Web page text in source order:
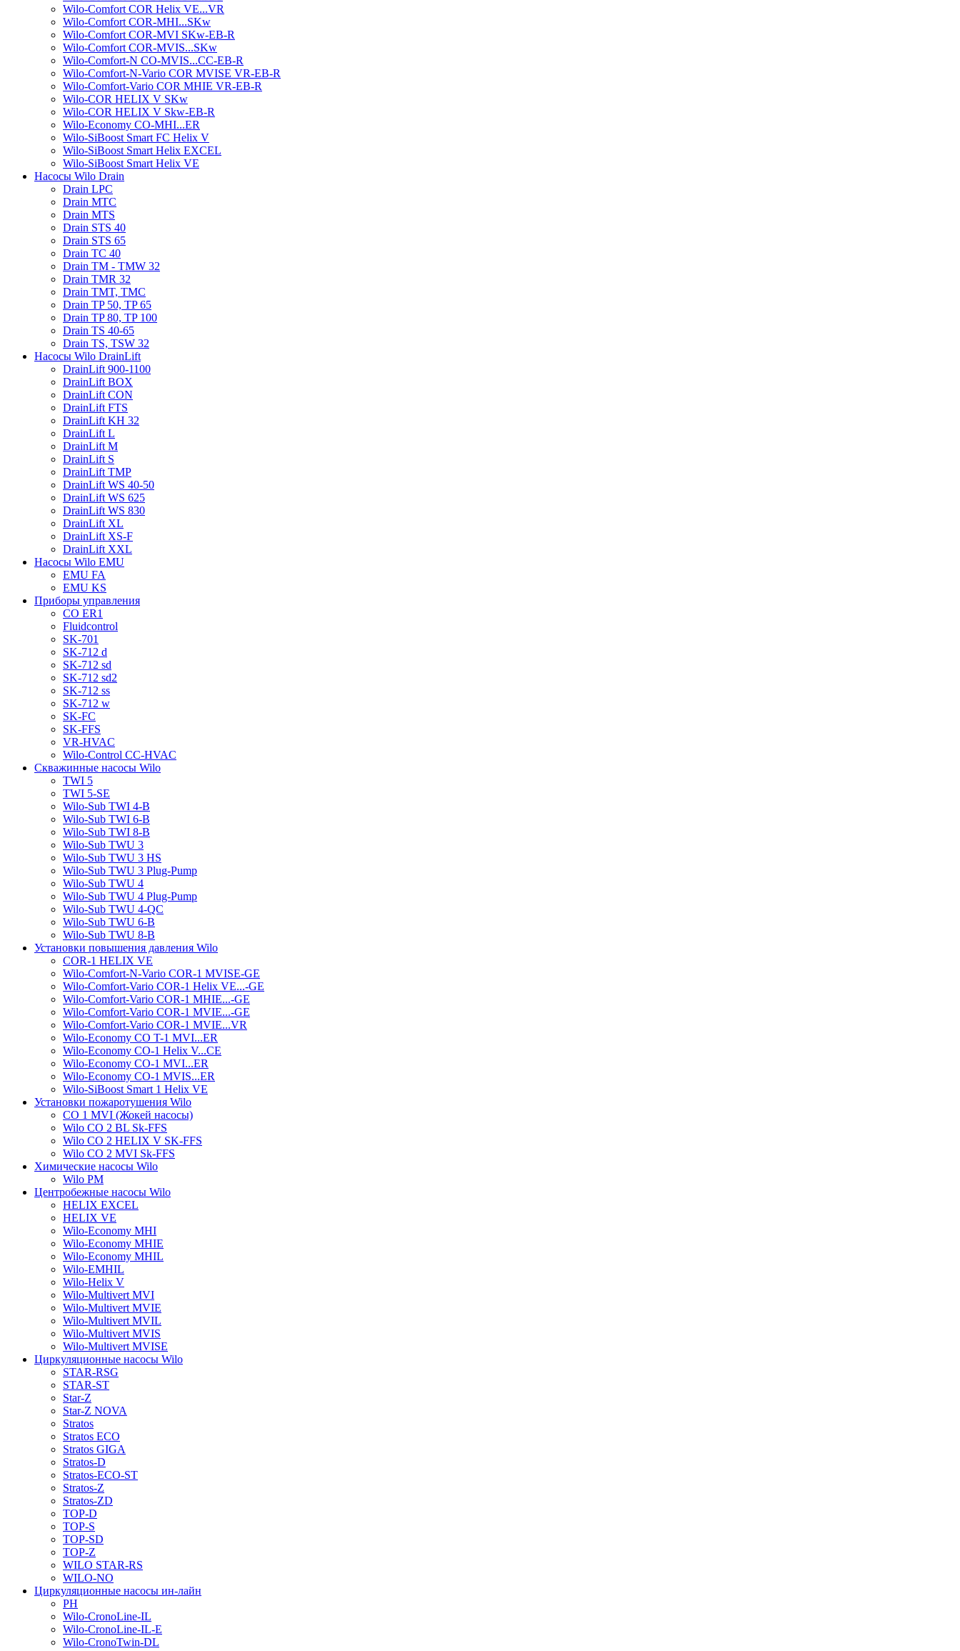
Wilo-Comfort COR Helix VE...VR
Wilo-Comfort COR-MHI...SKw
Wilo-Comfort COR-MVI SKw-EB-R
Wilo-Comfort COR-MVIS...SKw
Wilo-Comfort-N CO-MVIS...CC-EB-R
Wilo-Comfort-N-Vario COR MVISE VR-EB-R
Wilo-Comfort-Vario COR MHIE VR-EB-R
Wilo-COR HELIX V SKw
Wilo-COR HELIX V Skw-EB-R
Wilo-Economy CO-MHI...ER
Wilo-SiBoost Smart FC Helix V
Wilo-SiBoost Smart Helix EXCEL
Wilo-SiBoost Smart Helix VE
Насосы Wilo Drain
Drain LPC
Drain MTC
Drain MTS
Drain STS 40
Drain STS 65
Drain TC 40
Drain TM - TMW 32
Drain TMR 32
Drain TMT, TMC
Drain TP 50, TP 65
Drain TP 80, TP 100
Drain TS 40-65
Drain TS, TSW 32
Насосы Wilo DrainLift
DrainLift 900-1100
DrainLift BOX
DrainLift CON
DrainLift FTS
DrainLift KH 32
DrainLift L
DrainLift M
DrainLift S
DrainLift TMP
DrainLift WS 40-50
DrainLift WS 625
DrainLift WS 830
DrainLift XL
DrainLift XS-F
DrainLift XXL
Насосы Wilo EMU
EMU FA
EMU KS
Приборы управления
CO ER1
Fluidcontrol
SK-701
SK-712 d
SK-712 sd
SK-712 sd2
SK-712 ss
SK-712 w
SK-FC
SK-FFS
VR-HVAC
Wilo-Control CC-HVAC
Скважинные насосы Wilo
TWI 5
TWI 5-SE
Wilo-Sub TWI 4-B
Wilo-Sub TWI 6-B
Wilo-Sub TWI 8-B
Wilo-Sub TWU 3
Wilo-Sub TWU 3 HS
Wilo-Sub TWU 3 Plug-Pump
Wilo-Sub TWU 4
Wilo-Sub TWU 4 Plug-Pump
Wilo-Sub TWU 4-QC
Wilo-Sub TWU 6-B
Wilo-Sub TWU 8-B
Установки повышения давления Wilo
COR-1 HELIX VE
Wilo-Comfort-N-Vario COR-1 MVISE-GE
Wilo-Comfort-Vario COR-1 Helix VE...-GE
Wilo-Comfort-Vario COR-1 MHIE...-GE
Wilo-Comfort-Vario COR-1 MVIE...-GE
Wilo-Comfort-Vario COR-1 MVIE...VR
Wilo-Economy CO T-1 MVI...ER
Wilo-Economy CO-1 Helix V...CE
Wilo-Economy CO-1 MVI...ER
Wilo-Economy CO-1 MVIS...ER
Wilo-SiBoost Smart 1 Helix VE
Установки пожаротушения Wilo
CO 1 MVI (Жокей насосы)
Wilo CO 2 BL Sk-FFS
Wilo CO 2 HELIX V SK-FFS
Wilo CO 2 MVI Sk-FFS
Химические насосы Wilo
Wilo PM
Центробежные насосы Wilo
HELIX EXCEL
HELIX VE
Wilo-Economy MHI
Wilo-Economy MHIE
Wilo-Economy MHIL
Wilo-EMHIL
Wilo-Helix V
Wilo-Multivert MVI
Wilo-Multivert MVIE
Wilo-Multivert MVIL
Wilo-Multivert MVIS
Wilo-Multivert MVISE
Циркуляционные насосы Wilo
STAR-RSG
STAR-ST
Star-Z
Star-Z NOVA
Stratos
Stratos ECO
Stratos GIGA
Stratos-D
Stratos-ECO-ST
Stratos-Z
Stratos-ZD
TOP-D
TOP-S
TOP-SD
TOP-Z
WILO STAR-RS
WILO-NO
Циркуляционные насосы ин-лайн
PH
Wilo-CronoLine-IL
Wilo-CronoLine-IL-E
Wilo-CronoTwin-DL